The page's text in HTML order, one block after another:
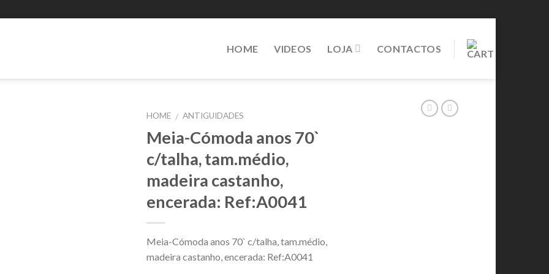
HOME VIDEOS LOJA CONTACTOS
HOME / ANTIGUIDADES
Meia-Cómoda anos 70`
c/talha, tam.médio,
madeira castanho,
encerada: Ref:A0041
Meia-Cómoda anos 70` c/talha, tam.médio,
madeira castanho, encerada: Ref:A0041